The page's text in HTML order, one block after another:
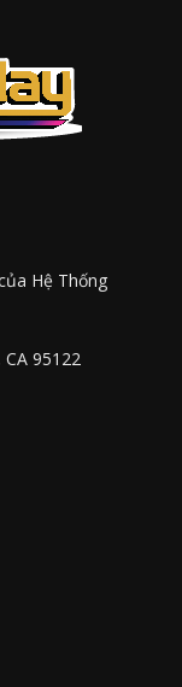
Hệ Thống
95122